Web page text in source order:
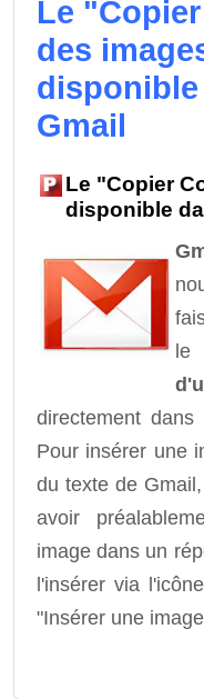
Le
des
disponible
Gmail
Le "Copier
disponible
le
directement dans
Pour insérer une
du texte de
avoir
image dans un
l'insérer via
"Insérer une